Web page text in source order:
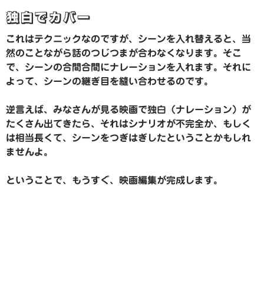
独白でカバー
これはテクニックなのですが、シーンを入れ替えると、当
然のことながら話のつじつまが合わなくなります。そこ
で、シーンの合間合間にナレーションを入れます。それに
よって、シーンの継ぎ目を縫い合わせるのです。
逆言えば、みなさんが見る映画で独白（ナレーション）が
たくさん出てきたら、それはシナリオが不完全か、もしく
は相当長くて、シーンをつぎはぎしたということかもしれ
ませんよ。
ということで、もうすぐ、映画編集が完成します。